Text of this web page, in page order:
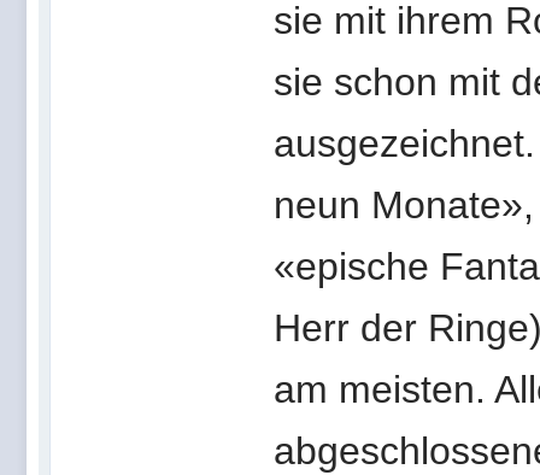
sie mit ihrem
sie schon mit
neun
«epische
Herr der
am meisten.